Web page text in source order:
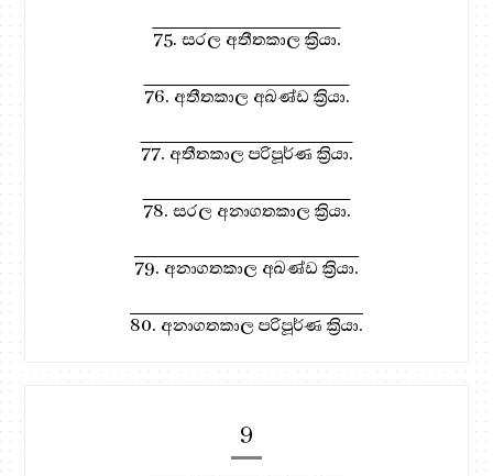
75. සරල අතීතකාල ක්‍රියා.
76. අතීතකාල අඛණ්ඩ ක්‍රියා.
77. අතීතකාල පරිපූර්ණ ක්‍රියා.
78. සරල අනාගතකාල ක්‍රියා.
79. අනාගතකාල අඛණ්ඩ ක්‍රියා.
80. අනාගතකාල පරිපූර්ණ ක්‍රියා.
9